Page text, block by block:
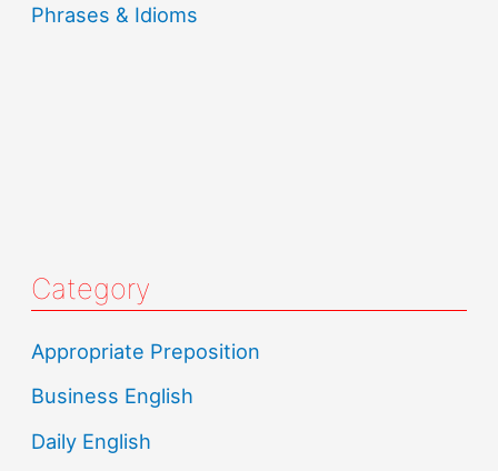
Phrases & Idioms
Category
Appropriate Preposition
Business English
Daily English